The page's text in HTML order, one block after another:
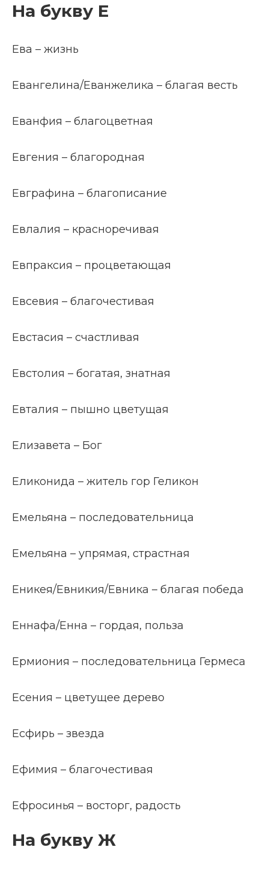
На букву Е
Ева – жизнь
Евангелина/Еванжелика – благая весть
Еванфия – благоцветная
Евгения – благородная
Евграфина – благописание
Евлалия – красноречивая
Евпраксия – процветающая
Евсевия – благочестивая
Евстасия – счастливая
Евстолия – богатая, знатная
Евталия – пышно цветущая
Елизавета – Бог
Еликонида – житель гор Геликон
Емельяна – последовательница
Емельяна – упрямая, страстная
Еникея/Евникия/Евника – благая победа
Еннафа/Енна – гордая, польза
Ермиония – последовательница Гермеса
Есения – цветущее дерево
Есфирь – звезда
Ефимия – благочестивая
Ефросинья – восторг, радость
На букву Ж